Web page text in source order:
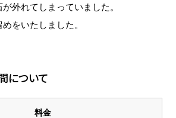
外れてしまっていました。
をいたしました。
について
料金